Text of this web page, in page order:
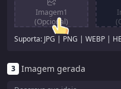
Imagem1
(Opcional)
Suporta: JPG | PNG | WEBP |
3 Imagem gerada